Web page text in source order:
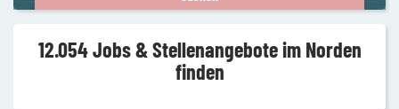
12.054 Jobs & Stellenangebote im Norden
finden